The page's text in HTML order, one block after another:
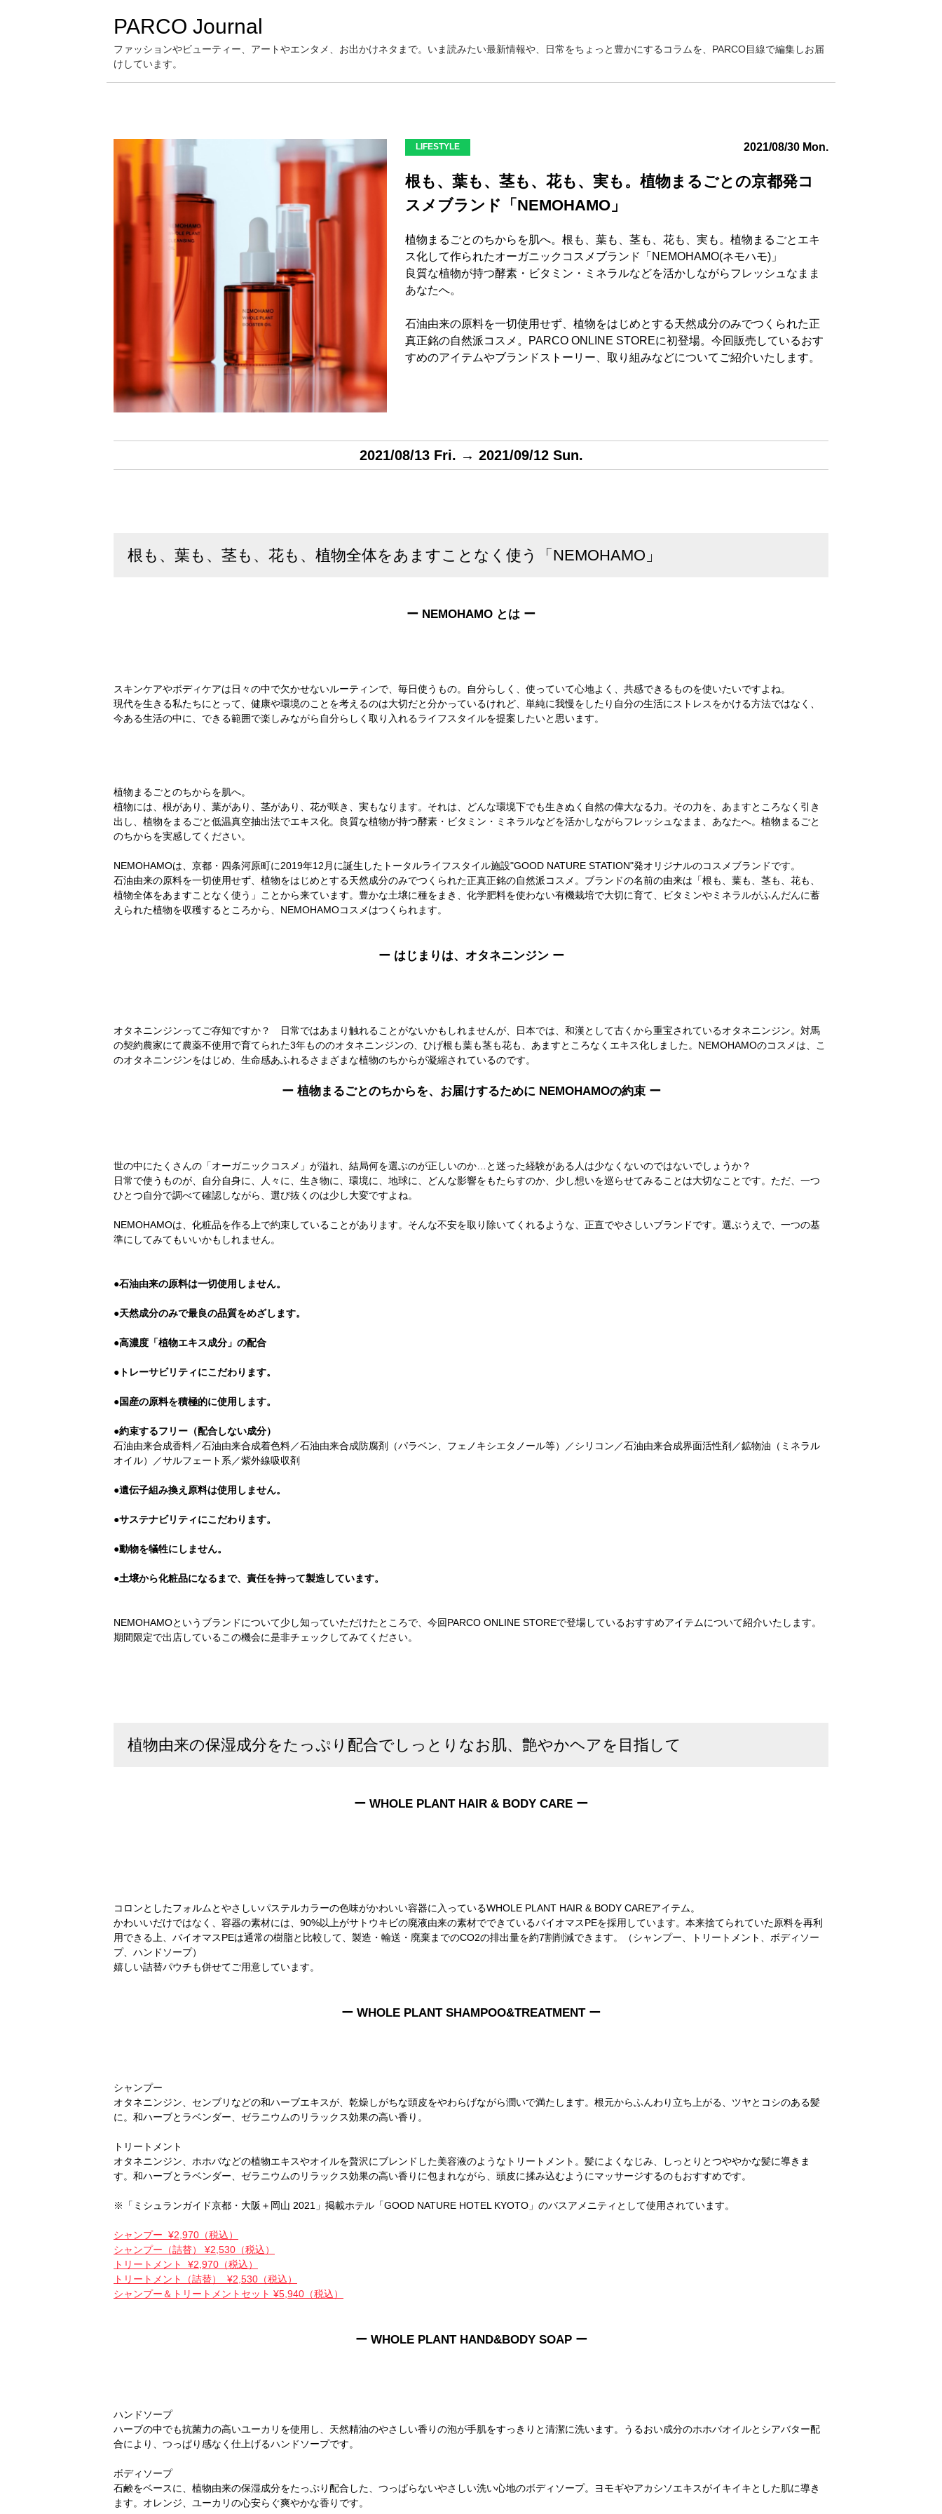
PARCO Journal
ファッションやビューティー、アートやエンタメ、お出かけネタまで。いま読みたい最新情報や、日常をちょっと豊かにするコラムを、PARCO目線で編集しお届
けしています。
LIFESTYLE 2021/08/30 Mon.
根も、葉も、茎も、花も、実も。植物まるごとの京都発コ
スメブランド「NEMOHAMO」
植物まるごとのちからを肌へ。根も、葉も、茎も、花も、実も。植物まるごとエキ
ス化して作られたオーガニックコスメブランド「NEMOHAMO(ネモハモ)」
良質な植物が持つ酵素・ビタミン・ミネラルなどを活かしながらフレッシュなまま
あなたへ。
石油由来の原料を一切使用せず、植物をはじめとする天然成分のみでつくられた正
真正銘の自然派コスメ。PARCO ONLINE STOREに初登場。今回販売しているおす
すめのアイテムやブランドストーリー、取り組みなどについてご紹介いたします。
2021/08/13 Fri. → 2021/09/12 Sun.
根も、葉も、茎も、花も、植物全体をあますことなく使う「NEMOHAMO」
ー NEMOHAMO とは ー
スキンケアやボディケアは日々の中で欠かせないルーティンで、毎日使うもの。自分らしく、使っていて心地よく、共感できるものを使いたいですよね。
現代を生きる私たちにとって、健康や環境のことを考えるのは大切だと分かっているけれど、単純に我慢をしたり自分の生活にストレスをかける方法ではなく、
今ある生活の中に、できる範囲で楽しみながら自分らしく取り入れるライフスタイルを提案したいと思います。
植物まるごとのちからを肌へ。
植物には、根があり、葉があり、茎があり、花が咲き、実もなります。それは、どんな環境下でも生きぬく自然の偉大なる力。その力を、あますところなく引き
出し、植物をまるごと低温真空抽出法でエキス化。良質な植物が持つ酵素・ビタミン・ミネラルなどを活かしながらフレッシュなまま、あなたへ。植物まるごと
のちからを実感してください。
NEMOHAMOは、京都・四条河原町に2019年12月に誕生したトータルライフスタイル施設"GOOD NATURE STATION"発オリジナルのコスメブランドです。
石油由来の原料を一切使用せず、植物をはじめとする天然成分のみでつくられた正真正銘の自然派コスメ。ブランドの名前の由来は「根も、葉も、茎も、花も、
植物全体をあますことなく使う」ことから来ています。豊かな土壌に種をまき、化学肥料を使わない有機栽培で大切に育て、ビタミンやミネラルがふんだんに蓄
えられた植物を収穫するところから、NEMOHAMOコスメはつくられます。
ー はじまりは、オタネニンジン ー
オタネニンジンってご存知ですか？ 日常ではあまり触れることがないかもしれませんが、日本では、和漢として古くから重宝されているオタネニンジン。対馬
の契約農家にて農薬不使用で育てられた3年もののオタネニンジンの、ひげ根も葉も茎も花も、あますところなくエキス化しました。NEMOHAMOのコスメは、こ
のオタネニンジンをはじめ、生命感あふれるさまざまな植物のちからが凝縮されているのです。
ー 植物まるごとのちからを、お届けするために NEMOHAMOの約束 ー
世の中にたくさんの「オーガニックコスメ」が溢れ、結局何を選ぶのが正しいのか…と迷った経験がある人は少なくないのではないでしょうか？
日常で使うものが、自分自身に、人々に、生き物に、環境に、地球に、どんな影響をもたらすのか、少し想いを巡らせてみることは大切なことです。ただ、一つ
ひとつ自分で調べて確認しながら、選び抜くのは少し大変ですよね。
NEMOHAMOは、化粧品を作る上で約束していることがあります。そんな不安を取り除いてくれるような、正直でやさしいブランドです。選ぶうえで、一つの基
準にしてみてもいいかもしれません。
●石油由来の原料は一切使用しません。
●天然成分のみで最良の品質をめざします。
●高濃度「植物エキス成分」の配合
●トレーサビリティにこだわります。
●国産の原料を積極的に使用します。
●約束するフリー（配合しない成分）
石油由来合成香料／石油由来合成着色料／石油由来合成防腐剤（パラベン、フェノキシエタノール等）／シリコン／石油由来合成界面活性剤／鉱物油（ミネラル
オイル）／サルフェート系／紫外線吸収剤
●遺伝子組み換え原料は使用しません。
●サステナビリティにこだわります。
●動物を犠牲にしません。
●土壌から化粧品になるまで、責任を持って製造しています。
NEMOHAMOというブランドについて少し知っていただけたところで、今回PARCO ONLINE STOREで登場しているおすすめアイテムについて紹介いたします。
期間限定で出店しているこの機会に是非チェックしてみてください。
植物由来の保湿成分をたっぷり配合でしっとりなお肌、艶やかヘアを目指して
ー WHOLE PLANT HAIR & BODY CARE ー
コロンとしたフォルムとやさしいパステルカラーの色味がかわいい容器に入っているWHOLE PLANT HAIR & BODY CAREアイテム。
かわいいだけではなく、容器の素材には、90%以上がサトウキビの廃液由来の素材でできているバイオマスPEを採用しています。本来捨てられていた原料を再利
用できる上、バイオマスPEは通常の樹脂と比較して、製造・輸送・廃棄までのCO2の排出量を約7割削減できます。（シャンプー、トリートメント、ボディソー
プ、ハンドソープ）
嬉しい詰替パウチも併せてご用意しています。
ー WHOLE PLANT SHAMPOO&TREATMENT ー
シャンプー
オタネニンジン、センブリなどの和ハーブエキスが、乾燥しがちな頭皮をやわらげながら潤いで満たします。根元からふんわり立ち上がる、ツヤとコシのある髪
に。和ハーブとラベンダー、ゼラニウムのリラックス効果の高い香り。
トリートメント
オタネニンジン、ホホバなどの植物エキスやオイルを贅沢にブレンドした美容液のようなトリートメント。髪によくなじみ、しっとりとつややかな髪に導きま
す。和ハーブとラベンダー、ゼラニウムのリラックス効果の高い香りに包まれながら、頭皮に揉み込むようにマッサージするのもおすすめです。
※「ミシュランガイド京都・大阪＋岡山 2021」掲載ホテル「GOOD NATURE HOTEL KYOTO」のバスアメニティとして使用されています。
シャンプー ¥2,970（税込）
シャンプー（詰替） ¥2,530（税込）
トリートメント ¥2,970（税込）
トリートメント（詰替） ¥2,530（税込）
シャンプー＆トリートメントセット ¥5,940（税込）
ー WHOLE PLANT HAND&BODY SOAP ー
ハンドソープ
ハーブの中でも抗菌力の高いユーカリを使用し、天然精油のやさしい香りの泡が手肌をすっきりと清潔に洗います。うるおい成分のホホバオイルとシアバター配
合により、つっぱり感なく仕上げるハンドソープです。
ボディソープ
石鹸をベースに、植物由来の保湿成分をたっぷり配合した、つっぱらないやさしい洗い心地のボディソープ。ヨモギやアカシソエキスがイキイキとした肌に導き
ます。オレンジ、ユーカリの心安らぐ爽やかな香りです。